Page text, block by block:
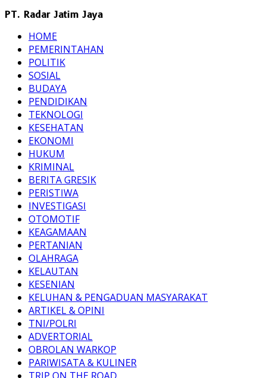
PT. Radar Jatim Jaya
HOME
PEMERINTAHAN
POLITIK
SOSIAL
BUDAYA
PENDIDIKAN
TEKNOLOGI
KESEHATAN
EKONOMI
HUKUM
KRIMINAL
BERITA GRESIK
PERISTIWA
INVESTIGASI
OTOMOTIF
KEAGAMAAN
PERTANIAN
OLAHRAGA
KELAUTAN
KESENIAN
KELUHAN & PENGADUAN MASYARAKAT
ARTIKEL & OPINI
TNI/POLRI
ADVERTORIAL
OBROLAN WARKOP
PARIWISATA & KULINER